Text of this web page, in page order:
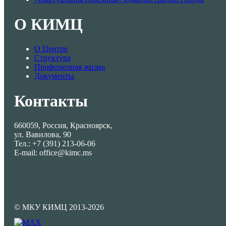
О КИМЦ
О Центре
Структура
Профсоюзная жизнь
Документы
Контакты
660059, Россия, Красноярск,
ул. Вавилова, 90
Тел.: +7 (391) 213-06-06
E-mail: office@kimc.ms
© МКУ КИМЦ 2013-2026